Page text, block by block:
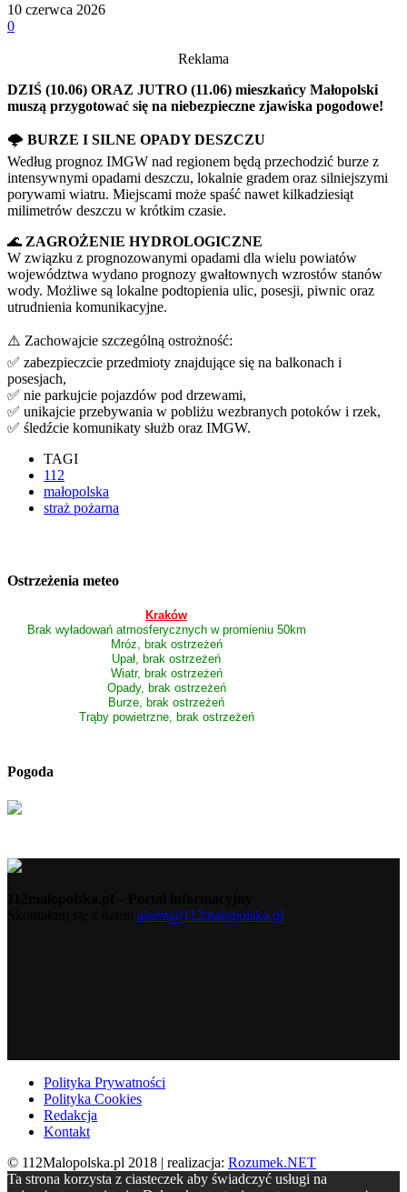
10 czerwca 2026
0
Reklama
DZIŚ (10.06) ORAZ JUTRO (11.06) mieszkańcy Małopolski
muszą przygotować się na niebezpieczne zjawiska pogodowe!
🌩️ BURZE I SILNE OPADY DESZCZU
Według prognoz IMGW nad regionem będą przechodzić burze z
intensywnymi opadami deszczu, lokalnie gradem oraz silniejszymi
porywami wiatru. Miejscami może spaść nawet kilkadziesiąt
milimetrów deszczu w krótkim czasie.
🌊 ZAGROŻENIE HYDROLOGICZNE
W związku z prognozowanymi opadami dla wielu powiatów
województwa wydano prognozy gwałtownych wzrostów stanów
wody. Możliwe są lokalne podtopienia ulic, posesji, piwnic oraz
utrudnienia komunikacyjne.
⚠️ Zachowajcie szczególną ostrożność:
✅ zabezpieczcie przedmioty znajdujące się na balkonach i
posesjach,
✅ nie parkujcie pojazdów pod drzewami,
✅ unikajcie przebywania w pobliżu wezbranych potoków i rzek,
✅ śledźcie komunikaty służb oraz IMGW.
TAGI
112
małopolska
straż pożarna
Ostrzeżenia meteo
Kraków
Brak wyładowań atmosferycznych w promieniu 50km
Mróz, brak ostrzeżeń
Upał, brak ostrzeżeń
Wiatr, brak ostrzeżeń
Opady, brak ostrzeżeń
Burze, brak ostrzeżeń
Trąby powietrzne, brak ostrzeżeń
Pogoda
alarm@112malopolska.pl
Polityka Prywatności
Polityka Cookies
Redakcja
Kontakt
© 112Malopolska.pl 2018 | realizacja: Rozumek.NET
Ta strona korzysta z ciasteczek aby świadczyć usługi na